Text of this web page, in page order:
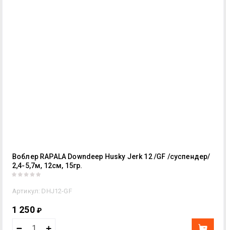
Воблер RAPALA Downdeep Husky Jerk 12 /GF /суспендер/
2,4-5,7м, 12см, 15гр.
Артикул: DHJ12-GF
1 250 ₽